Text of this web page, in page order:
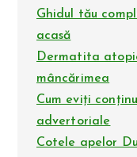
Ghidul tău
acasă
Dermatita
mâncărimea
Cum eviți
advertoriale
Cotele apelor